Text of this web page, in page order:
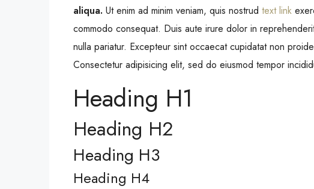
aliqua. Ut enim ad minim veniam, quis nostrud text link
commodo consequat. Duis aute irure dolor in
nulla pariatur. Excepteur sint occaecat cupidatat non
Consectetur adipisicing elit, sed do eiusmod tempor
Heading H1
Heading H2
Heading H3
Heading H4